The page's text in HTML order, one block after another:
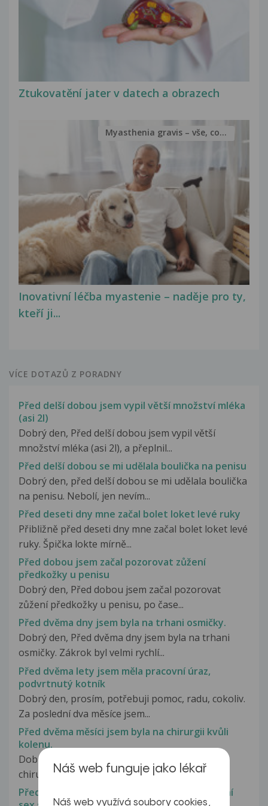
Ztukovatění jater v datech a obrazech
Inovativní léčba myastenie – naděje pro ty,
kteří ji...
Myasthenia gravis – vše, co...
VÍCE DOTAZŮ Z PORADNY
Před delší dobou jsem vypil větší množství mléka
(asi 2l)
Dobrý den, Před delší dobou jsem vypil větší
množství mléka (asi 2l), a přeplnil...
Před delší dobou se mi udělala boulička na penisu
Dobrý den, před delší dobou se mi udělala boulička
na penisu. Nebolí, jen nevím...
Před deseti dny mne začal bolet loket levé ruky
Přibližně před deseti dny mne začal bolet loket levé
ruky. Špička lokte mírně...
Před dobou jsem začal pozorovat zůžení
předkožky u penisu
Dobrý den, Před dobou jsem začal pozorovat
zůžení předkožky u penisu, po čase...
Před dvěma dny jsem byla na trhani osmičky.
Dobrý den, Před dvěma dny jsem byla na trhani
osmičky. Zákrok byl velmi rychlí...
Před dvěma lety jsem měla pracovní úraz,
podvrtnutý kotník
Dobrý den, prosím, potřebuji pomoc, radu, cokoliv.
Za poslední dva měsíce jsem...
Před dvěma měsíci jsem byla na chirurgii kvůli
kolenu.
Dobrý den, před dvěma měsíci jsem byla na
chirurgii kvůli kolenu. Na rentgenu...
Před dvěma měsíci jsem měl nechráněný orální
Náš web funguje jako lékař
Náš web využívá soubory cookies,